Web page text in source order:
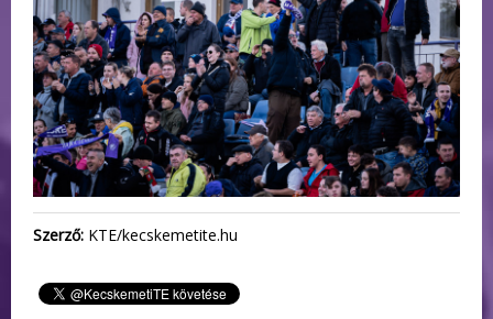
Szerző: KTE/kecskemetite.hu